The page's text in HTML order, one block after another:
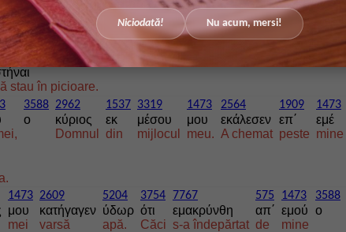
1722
εν
cu
5495
χερσί
mâinile
1473
μου
mele
συνεπλάκησαν
sunt împletite;
ανέβησαν
s-au urcat
1909
până
pe
stau în picioare.
3588
ο
2962
κύριος
Domnul
1537
εκ
din
3319
μέσου
mijlocul
1473
μου
meu.
2564
εκάλεσεν
A chemat
1909
επ΄
peste
1473
εμέ
mine
1473
μου
mei
2609
κατήγαγεν
varsă
5204
ύδωρ
apă.
3754
ότι
Căci
7767
εμακρύνθη
s-a îndepărtat
575
απ΄
de
1473
εμού
mine
3588
ο
Niciodată! Nu acum, mersi!